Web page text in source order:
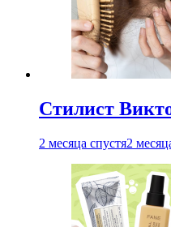
Стилист
2 месяца спустя2